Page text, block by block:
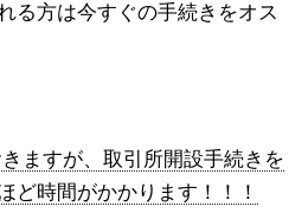
る方は今すぐの手続きをオス
ますが、取引所開設手続きを
ど時間がかかります！！！